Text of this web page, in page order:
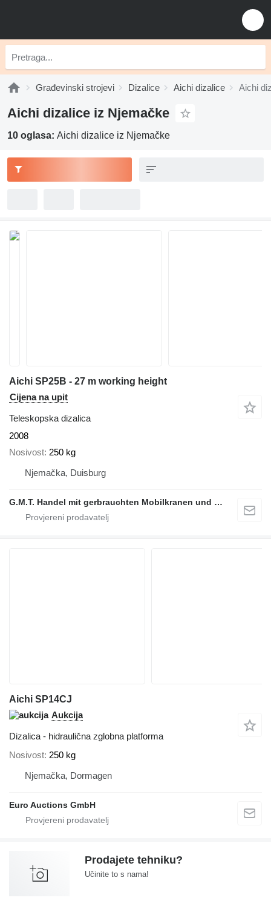
Građevinski strojevi Dizalice Aichi dizalice Aichi
Aichi dizalice iz Njemačke
10 oglasa: Aichi dizalice iz Njemačke
Aichi SP25B - 27 m working height
Cijena na upit
Teleskopska dizalica
2008
Nosivost 250 kg
Njemačka, Duisburg
G.M.T. Handel mit gerbrauchten Mobilkranen und Baumaschinen
Aichi SP14CJ
Aukcija
Dizalica - hidraulična zglobna platforma
Nosivost 250 kg
Njemačka, Dormagen
Euro Auctions GmbH
Prodajete tehniku?
Učinite to s nama!